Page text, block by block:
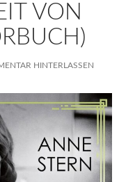
VON
HINTERLASSEN